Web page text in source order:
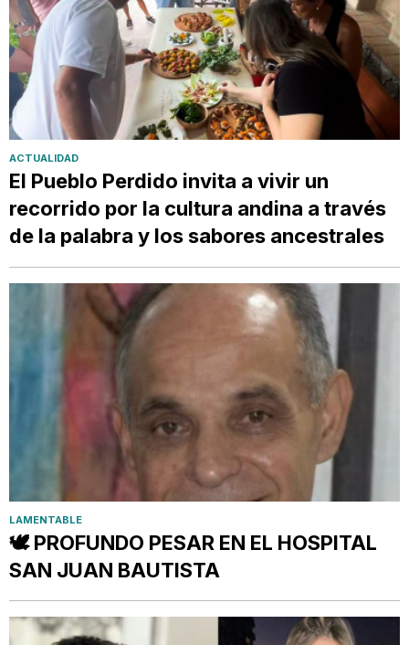
ACTUALIDAD
El Pueblo Perdido invita a vivir un
recorrido por la cultura andina a través
de la palabra y los sabores ancestrales
LAMENTABLE
🕊️ PROFUNDO PESAR EN EL HOSPITAL
SAN JUAN BAUTISTA